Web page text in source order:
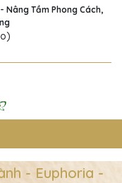
Nâng Tầm Phong Cách,
- Euphoria -